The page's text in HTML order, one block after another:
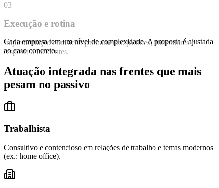
03
Execução e rotina
Implementação com acompanhamento: padrões, indicadores e
resposta a incidentes.
Cada empresa tem um nível de complexidade. A proposta é ajustada
ao caso concreto.
Atuação integrada nas frentes que mais
pesam no passivo
Trabalhista
Consultivo e contencioso em relações de trabalho e temas modernos
(ex.: home office).